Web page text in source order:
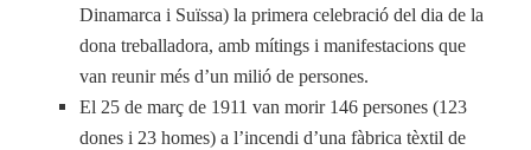
Dinamarca i Suïssa) la primera celebració del dia de la
dona treballadora, amb mítings i manifestacions que
van reunir més d’un milió de persones.
El 25 de març de 1911 van morir 146 persones (123
dones i 23 homes) a l’incendi d’una fàbrica tèxtil de